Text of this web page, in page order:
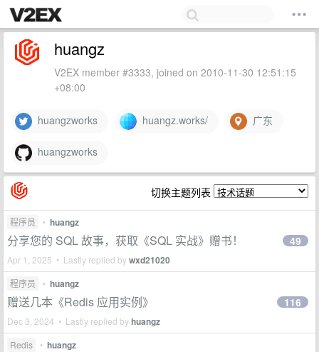
huangz
V2EX member #3333, joined on 2010-11-30 12:51:15
+08:00
huangzworks huangz.works/ 广东
huangzworks
切换主题列表
程序员 • huangz
分享您的 SQL 故事，获取《SQL 实战》赠书！
Apr 1, 2025 • Lastly replied bywxd21020
49
程序员 • huangz
赠送几本《Redis 应用实例》
Dec 3, 2024 • Lastly replied byhuangz
116
Redis • huangz